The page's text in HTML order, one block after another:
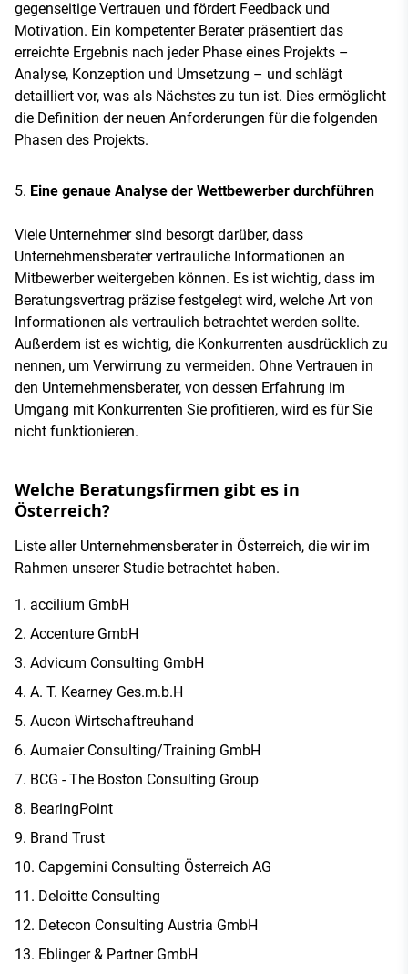
gegenseitige Vertrauen und fördert Feedback und
Motivation. Ein kompetenter Berater präsentiert das
erreichte Ergebnis nach jeder Phase eines Projekts –
Analyse, Konzeption und Umsetzung – und schlägt
detailliert vor, was als Nächstes zu tun ist. Dies ermöglicht
die Definition der neuen Anforderungen für die folgenden
Phasen des Projekts.
Eine genaue Analyse der Wettbewerber durchführen
Viele Unternehmer sind besorgt darüber, dass
Unternehmensberater vertrauliche Informationen an
Mitbewerber weitergeben können. Es ist wichtig, dass im
Beratungsvertrag präzise festgelegt wird, welche Art von
Informationen als vertraulich betrachtet werden sollte.
Außerdem ist es wichtig, die Konkurrenten ausdrücklich zu
nennen, um Verwirrung zu vermeiden. Ohne Vertrauen in
den Unternehmensberater, von dessen Erfahrung im
Umgang mit Konkurrenten Sie profitieren, wird es für Sie
nicht funktionieren.
Welche Beratungsfirmen gibt es in
Österreich?
Liste aller Unternehmensberater in Österreich, die wir im
Rahmen unserer Studie betrachtet haben.
accilium GmbH
Accenture GmbH
Advicum Consulting GmbH
A. T. Kearney Ges.m.b.H
Aucon Wirtschaftreuhand
Aumaier Consulting/Training GmbH
BCG - The Boston Consulting Group
BearingPoint
Brand Trust
Capgemini Consulting Österreich AG
Deloitte Consulting
Detecon Consulting Austria GmbH
Eblinger & Partner GmbH